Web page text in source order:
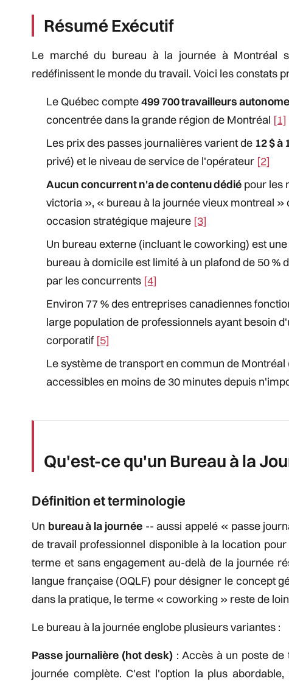
Résumé Exécutif
Le marché du bureau à la journée à Montréal
redéfinissent le monde du travail. Voici les constats
Le Québec compte499 700 travailleurs
concentrée dans la grande région de Montréal [1]
Les prix des passes journalières varient de 12 $ à
privé) et le niveau de service de l'opérateur [2]
Aucun concurrent n'a de contenu dédié pour les
victoria », « bureau à la journée vieux montreal
occasion stratégique majeure [3]
Un bureau externe (incluant le coworking) est une
bureau à domicile est limité à un plafond de 50
par les concurrents [4]
Environ 77 % des entreprises canadiennes
large population de professionnels ayant besoin
corporatif [5]
Le système de transport en commun de
accessibles en moins de 30 minutes depuis
Qu'est-ce qu'un Bureau à la
Définition et terminologie
Un bureau à la journée-- aussi appelé « passe
de travail professionnel disponible à la location
terme et sans engagement au-delà de la journée
langue française (OQLF) pour désigner le concept
dans la pratique, le terme « coworking » reste de
Le bureau à la journée englobe plusieurs variantes :
Passe journalière (hot desk) : Accès à un poste
journée complète. C'est l'option la plus